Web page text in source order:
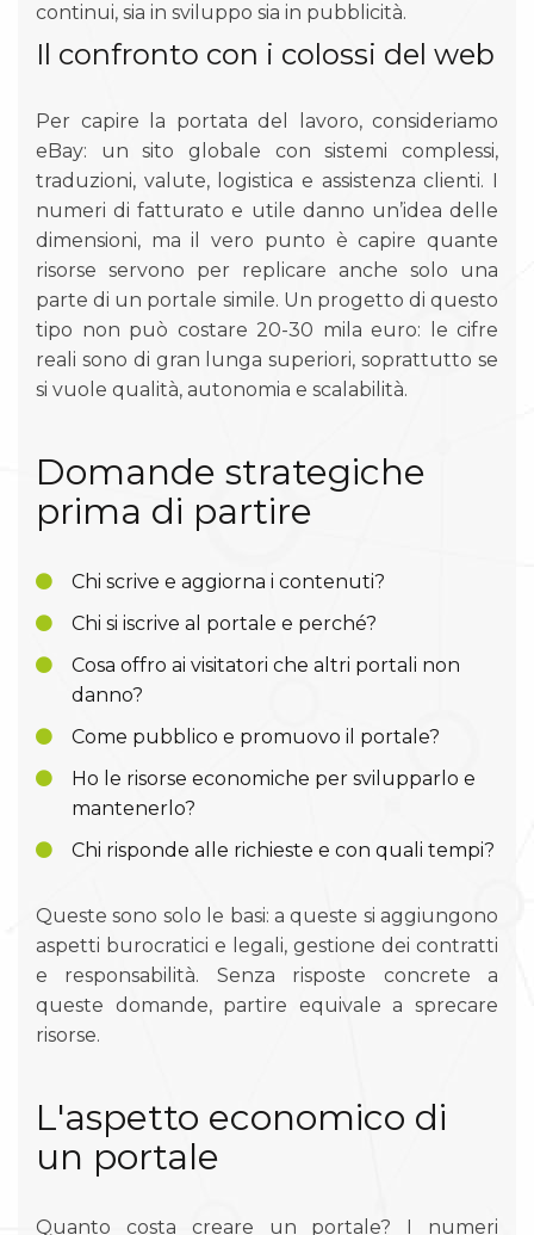
continui, sia in sviluppo sia in pubblicità.
Il confronto con i colossi del web
Per capire la portata del lavoro, consideriamo
eBay: un sito globale con sistemi complessi,
traduzioni, valute, logistica e assistenza clienti. I
numeri di fatturato e utile danno un’idea delle
dimensioni, ma il vero punto è capire quante
risorse servono per replicare anche solo una
parte di un portale simile. Un progetto di questo
tipo non può costare 20-30 mila euro: le cifre
reali sono di gran lunga superiori, soprattutto se
si vuole qualità, autonomia e scalabilità.
Domande strategiche
prima di partire
Chi scrive e aggiorna i contenuti?
Chi si iscrive al portale e perché?
Cosa offro ai visitatori che altri portali non
danno?
Come pubblico e promuovo il portale?
Ho le risorse economiche per svilupparlo e
mantenerlo?
Chi risponde alle richieste e con quali tempi?
Queste sono solo le basi: a queste si aggiungono
aspetti burocratici e legali, gestione dei contratti
e responsabilità. Senza risposte concrete a
queste domande, partire equivale a sprecare
risorse.
L'aspetto economico di
un portale
Quanto costa creare un portale? I numeri